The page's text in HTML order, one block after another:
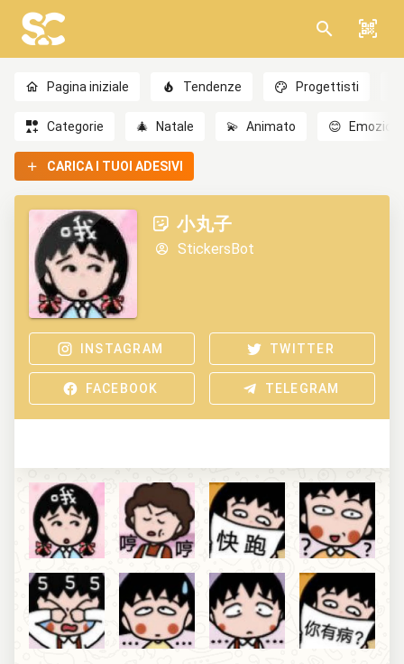
Pagina iniziale Tendenze Progettisti
Categorie 🎄 Natale 💫 Animato 😊 Emozioni
CARICA I TUOI ADESIVI
小丸子
StickersBot
INSTAGRAM TWITTER
FACEBOOK TELEGRAM